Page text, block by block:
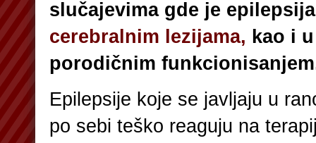
slučajevima gde je
cerebralnim lezijama, kao i
porodičnim
Epilepsije koje se javljaju u
po sebi teško reaguju na